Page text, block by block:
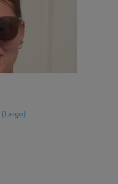
(Largo)